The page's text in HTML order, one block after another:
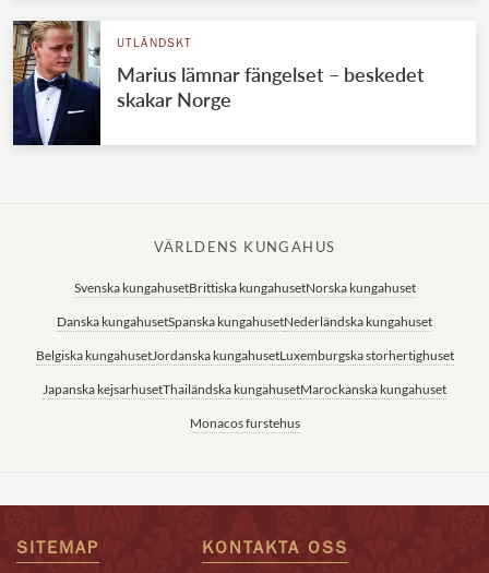
UTLÄNDSKT
Marius lämnar fängelset – beskedet
skakar Norge
VÄRLDENS KUNGAHUS
Svenska kungahusetBrittiska kungahusetNorska kungahuset
Danska kungahusetSpanska kungahusetNederländska kungahuset
Belgiska kungahusetJordanska kungahusetLuxemburgska storhertighuset
Japanska kejsarhusetThailändska kungahusetMarockanska kungahuset
Monacos furstehus
SITEMAP KONTAKTA OSS